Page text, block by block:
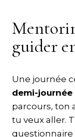
guider
Une journée
demi-journée
parcours, ton
tu veux aller.
questionnaire